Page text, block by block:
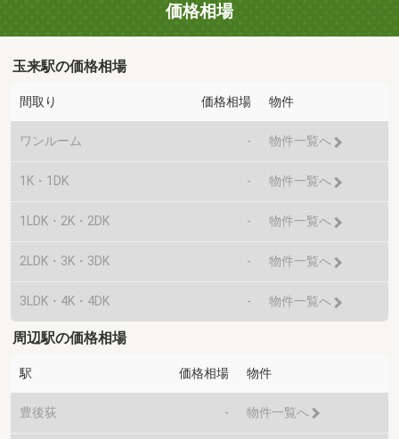
価格相場
玉来駅の価格相場
間取り 価格相場 物件
ワンルーム - 物件一覧へ
1K・1DK - 物件一覧へ
1LDK・2K・2DK - 物件一覧へ
2LDK・3K・3DK - 物件一覧へ
3LDK・4K・4DK - 物件一覧へ
周辺駅の価格相場
駅 価格相場 物件
豊後荻 - 物件一覧へ